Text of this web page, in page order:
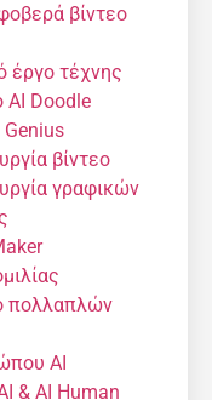
βίντεο
έργο τέχνης
AI Doodle
Genius
βίντεο
γραφικών
πολλαπλών
AI
& AI Human